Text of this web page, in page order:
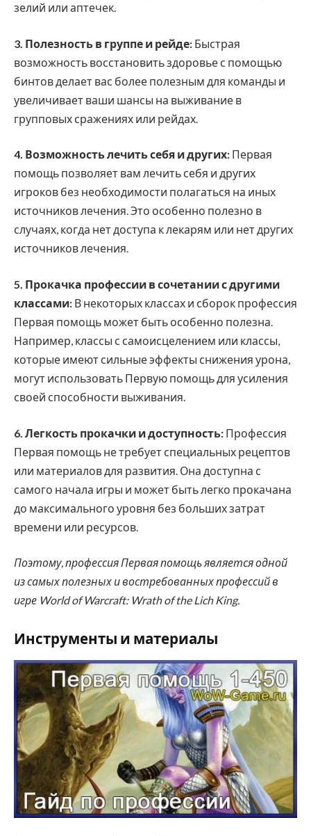
зелий или аптечек.
3. Полезность в группе и рейде: Быстрая
возможность восстановить здоровье с помощью
бинтов делает вас более полезным для команды и
увеличивает ваши шансы на выживание в
групповых сражениях или рейдах.
4. Возможность лечить себя и других: Первая
помощь позволяет вам лечить себя и других
игроков без необходимости полагаться на иных
источников лечения. Это особенно полезно в
случаях, когда нет доступа к лекарям или нет других
источников лечения.
5. Прокачка профессии в сочетании с другими
классами: В некоторых классах и сборок профессия
Первая помощь может быть особенно полезна.
Например, классы с самоисцелением или классы,
которые имеют сильные эффекты снижения урона,
могут использовать Первую помощь для усиления
своей способности выживания.
6. Легкость прокачки и доступность: Профессия
Первая помощь не требует специальных рецептов
или материалов для развития. Она доступна с
самого начала игры и может быть легко прокачана
до максимального уровня без больших затрат
времени или ресурсов.
Поэтому, профессия Первая помощь является одной
из самых полезных и востребованных профессий в
игре World of Warcraft: Wrath of the Lich King.
Инструменты и материалы